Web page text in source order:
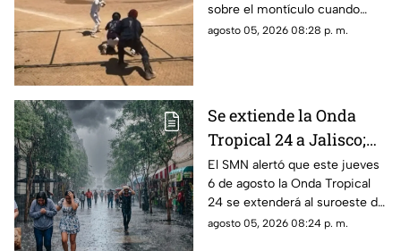
sobre el montículo cuando
inició el movimiento para
agosto 05, 2026 08:28 p. m.
Se extiende la Onda
Tropical 24 a Jalisco;
¿cómo modificará el
clima de Guadalajara?
El SMN alertó que este jueves
6 de agosto la Onda Tropical
24 se extenderá al suroeste de
Jalisco; así modificará el clima
agosto 05, 2026 08:24 p. m.